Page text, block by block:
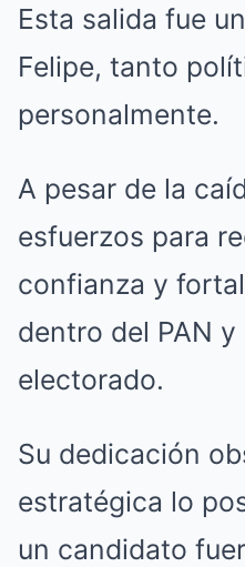
Esta salida fue
Felipe, tanto
personalmente.
A pesar de la
esfuerzos para
confianza y
dentro del PAN y
electorado.
Su dedicación
estratégica lo
un candidato